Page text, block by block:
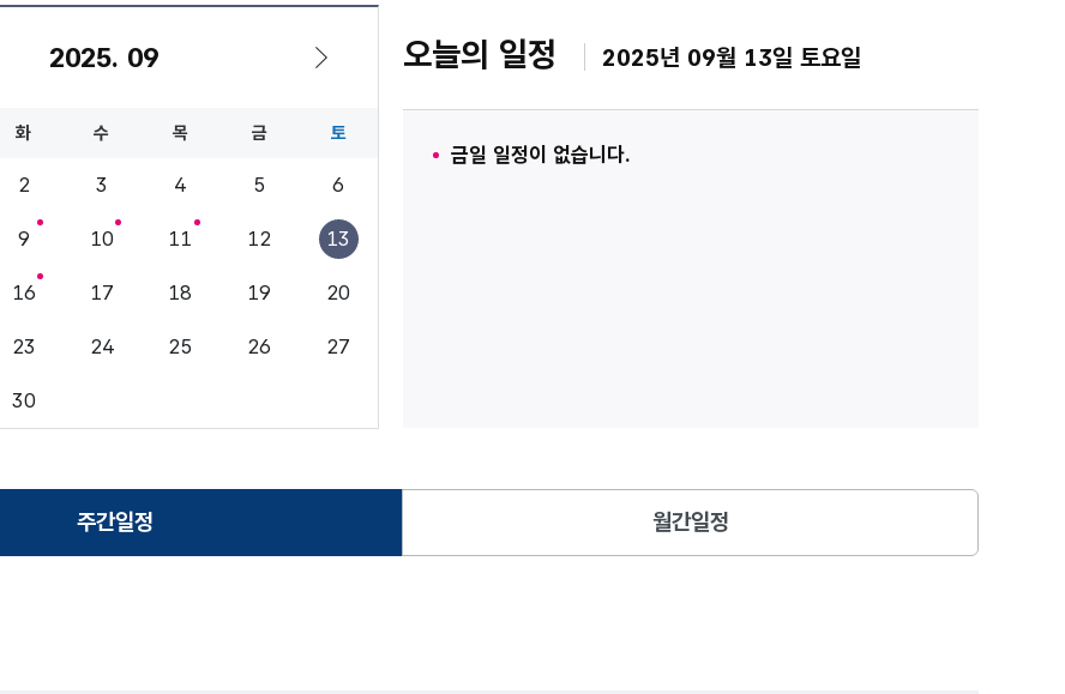
2025. 09
화 수 목 금 토
2 3 4 5 6
9 10 11 12 13
16 17 18 19 20
23 24 25 26 27
30
오늘의 일정 2025년 09월 13일 토요일
금일 일정이 없습니다.
주간일정
선택됨 월간일정